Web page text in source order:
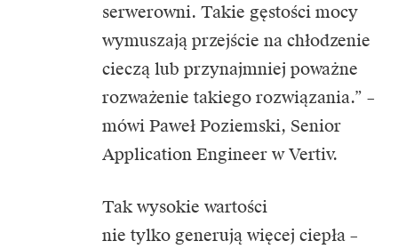
serwerowni. Takie gęstości mocy
wymuszają przejście na chłodzenie
cieczą lub przynajmniej poważne
rozważenie takiego rozwiązania.” –
mówi Paweł Poziemski, Senior
Application Engineer wVertiv.
Tak wysokie wartości
nie tylko generują więcej ciepła –